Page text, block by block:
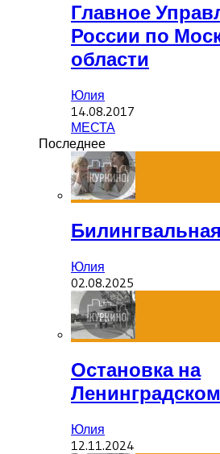
Главное
России по
области
Юлия
14.08.2017
МЕСТА
Последнее
Юлия
02.08.2025
Остановка на
Юлия
12.11.2024